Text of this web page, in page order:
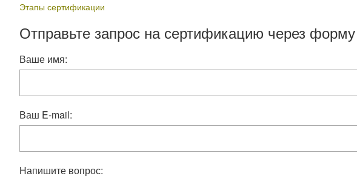
Этапы сертификации
Отправьте запрос на сертификацию через
Ваше имя:
Ваш E-mail:
Напишите вопрос: